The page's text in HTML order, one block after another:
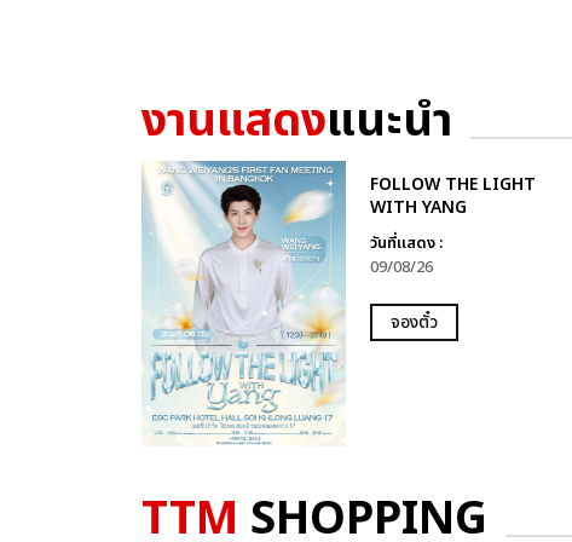
งานแสดงแนะนำ
FOLLOW THE LIGHT
WITH YANG
วันที่แสดง :
09/08/26
จองตั๋ว
TTM SHOPPING